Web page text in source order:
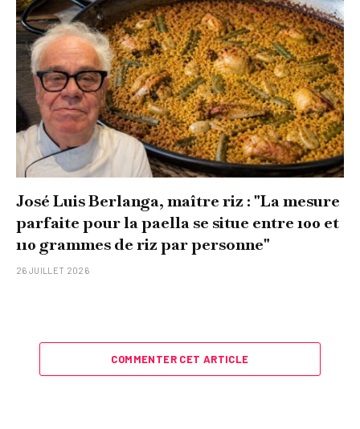
José Luis Berlanga, maître riz : "La mesure
parfaite pour la paella se situe entre 100 et
110 grammes de riz par personne"
26 JUILLET 2026
COMMENTER CET ARTICLE